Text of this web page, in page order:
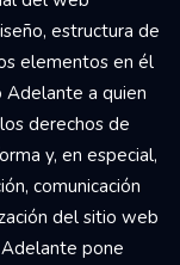
estructura de
elementos en él
Adelante a quien
derechos de
y, en especial,
comunicación
del sitio web
pone